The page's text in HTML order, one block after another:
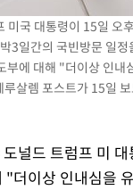
가능성도
불, 방화선 일부 구축
뉴욕증시 혼조 마감 다
통하기가 매우 어려워"
국 대통령이 15일 오
3일간의 국빈방문 일
부에 대해 "더이상 인
살렘 포스트가 15일
널드 트럼프 미
더이상 인내심을